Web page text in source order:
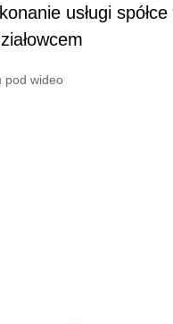
usługi
pod wideo